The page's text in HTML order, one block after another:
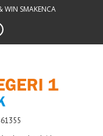
WIN SMAKENCA